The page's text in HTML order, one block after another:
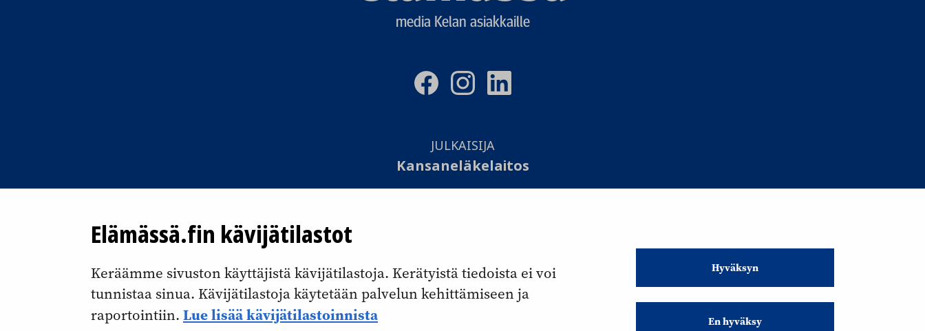
Elämässä.fin kävijätilastot
Keräämme sivuston käyttäjistä kävijätilastoja. Kerätyistä tiedoista ei voi
tunnistaa sinua. Kävijätilastoja käytetään palvelun kehittämiseen ja
raportointiin. Lue lisää kävijätilastoinnista
Hyväksyn
En hyväksy
media Kelan asiakkaille
JULKAISIJA
Kansaneläkelaitos
Saavutettavuusseloste
Evästekäytännöt